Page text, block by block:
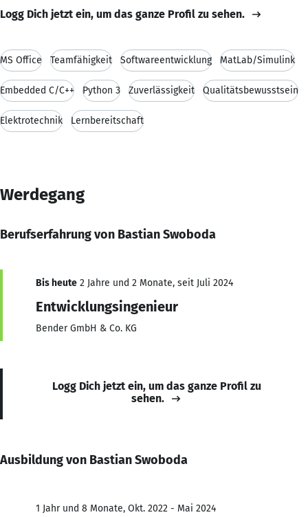
Logg Dich jetzt ein, um das ganze Profil zu sehen.
MS Office Teamfähigkeit Softwareentwicklung MatLab/Simulink
Embedded C/C++ Python 3 Zuverlässigkeit Qualitätsbewusstsein
Elektrotechnik Lernbereitschaft
Werdegang
Berufserfahrung von Bastian Swoboda
Bis heute 2 Jahre und 2 Monate, seit Juli 2024
Entwicklungsingenieur
Bender GmbH & Co. KG
Logg Dich jetzt ein, um das ganze Profil zu
sehen.
Ausbildung von Bastian Swoboda
1 Jahr und 8 Monate, Okt. 2022 - Mai 2024